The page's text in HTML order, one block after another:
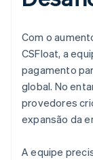
Com o
CSFloat, a
pagamento
global. No
provedores
expansão da
A equipe